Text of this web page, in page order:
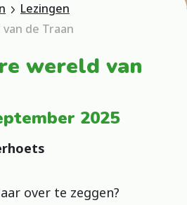
Lezingen
de Traan
wereld van
2025
over te zeggen?